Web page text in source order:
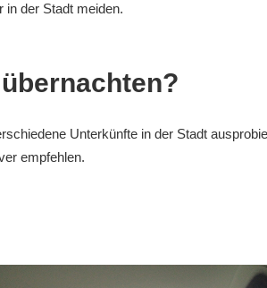
in der Stadt meiden.
Unterkünfte in der Stadt
empfehlen.